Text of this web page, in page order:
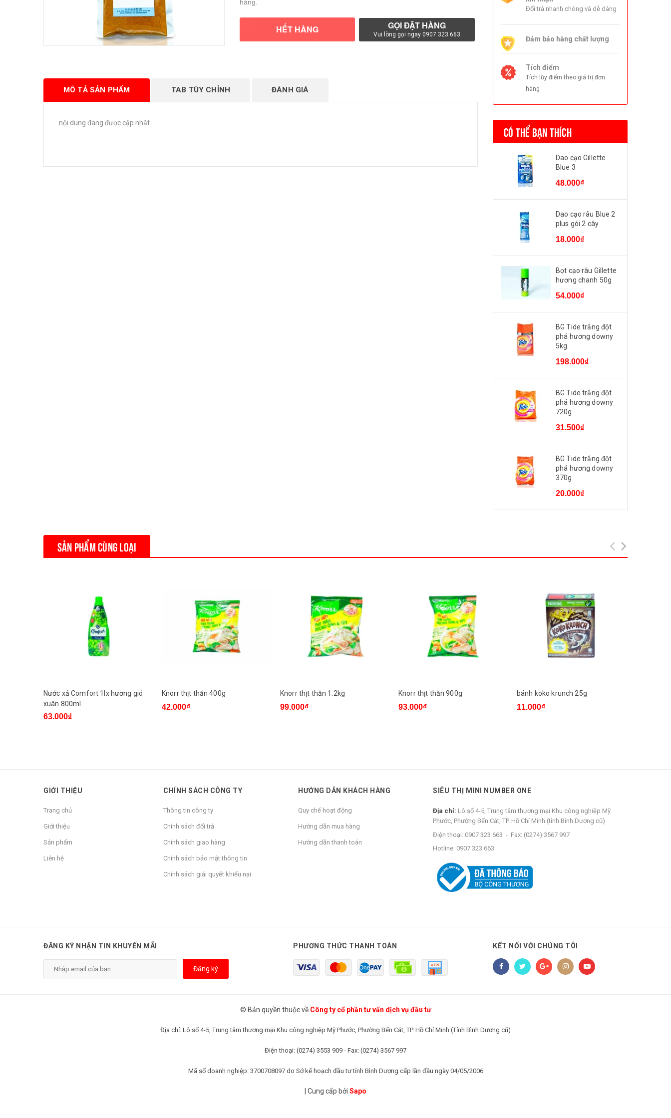
hàng.
HẾT HÀNG GỌI ĐẶT HÀNG
Vui lòng gọi ngay 0907 323 663
MÔ TẢ SẢN PHẨM TAB TÙY CHỈNH ĐÁNH GIÁ
nội dung đang được cập nhật
Đổi trả nhanh chóng và dễ dàng
Đảm bảo hàng chất lượng
Tích điểm
Tích lũy điểm theo giá trị đơn
hàng
CÓ THỂ BẠN THÍCH
Dao cạo Gillette
Blue 3
48.000₫
Dao cạo râu Blue 2
plus gói 2 cây
18.000₫
Bọt cạo râu Gillette
hương chanh 50g
54.000₫
BG Tide trắng đột
phá hương downy
5kg
198.000₫
BG Tide trắng đột
phá hương downy
720g
31.500₫
BG Tide trắng đột
phá hương downy
370g
20.000₫
SẢN PHẨM CÙNG LOẠI
Nước xả Comfort 1lx hương gió
xuân 800ml
63.000₫
Knorr thịt thăn 400g
42.000₫
Knorr thịt thăn 1.2kg
99.000₫
Knorr thịt thăn 900g
93.000₫
bánh koko krunch 25g
11.000₫
GIỚI THIỆU
Trang chủ
Giới thiệu
Sản phẩm
Liên hệ
CHÍNH SÁCH CÔNG TY
Thông tin công ty
Chính sách đổi trả
Chính sách giao hàng
Chính sách bảo mật thông tin
Chính sách giải quyết khiếu nại
HƯỚNG DẪN KHÁCH HÀNG
Quy chế hoạt động
Hướng dẫn mua hàng
Hướng dẫn thanh toán
SIÊU THỊ MINI NUMBER ONE
Địa chỉ: Lô số 4-5, Trung tâm thương mại Khu công nghiệp Mỹ
Phước, Phường Bến Cát, TP. Hồ Chí Minh (tỉnh Bình Dương cũ)
Điện thoại: 0907 323 663 - Fax: (0274) 3567 997
Hotline: 0907 323 663
ĐĂNG KÝ NHẬN TIN KHUYẾN MÃI
Đăng ký
PHƯƠNG THỨC THANH TOÁN KẾT NỐI VỚI CHÚNG TÔI
© Bản quyền thuộc về Công ty cổ phần tư vấn dịch vụ đầu tư
Địa chỉ: Lô số 4-5, Trung tâm thương mại Khu công nghiệp Mỹ Phước, Phường Bến Cát, TP. Hồ Chí Minh (Tỉnh Bình Dương cũ)
Điện thoại: (0274) 3553 909 - Fax: (0274) 3567 997
Mã số doanh nghiệp: 3700708097 do Sở kế hoạch đầu tư tỉnh Bình Dương cấp lần đầu ngày 04/05/2006
Cung cấp bởi Sapo